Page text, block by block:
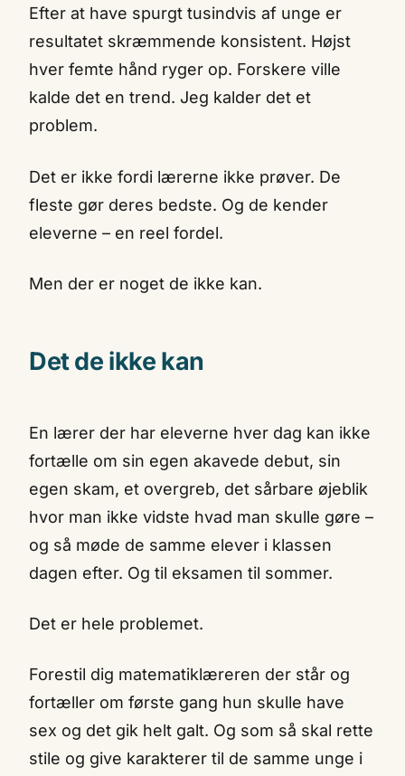
Efter at have spurgt tusindvis af unge er
resultatet skræmmende konsistent. Højst
hver femte hånd ryger op. Forskere ville
kalde det en trend. Jeg kalder det et
problem.
Det er ikke fordi lærerne ikke prøver. De
fleste gør deres bedste. Og de kender
eleverne – en reel fordel.
Men der er noget de ikke kan.
Det de ikke kan
En lærer der har eleverne hver dag kan ikke
fortælle om sin egen akavede debut, sin
egen skam, et overgreb, det sårbare øjeblik
hvor man ikke vidste hvad man skulle gøre –
og så møde de samme elever i klassen
dagen efter. Og til eksamen til sommer.
Det er hele problemet.
Forestil dig matematiklæreren der står og
fortæller om første gang hun skulle have
sex og det gik helt galt. Og som så skal rette
stile og give karakterer til de samme unge i